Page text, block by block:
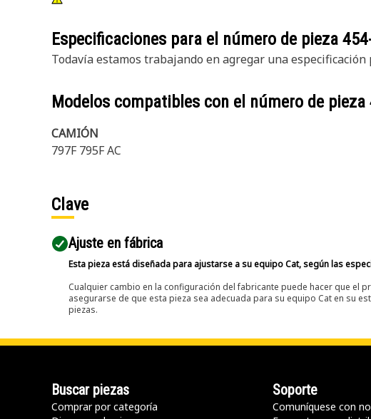
Especificaciones para el número de pieza
Todavía estamos trabajando en agregar una especificación
Modelos compatibles con el número de pieza
CAMIÓN
797F 795F AC
Clave
Ajuste en fábrica
Esta pieza está diseñada para ajustarse a su equipo Cat, según las
Cualquier cambio en la configuración del fabricante puede hacer que el
asegurarse de que esta pieza sea adecuada para su equipo Cat en su
piezas.
Buscar piezas
Comprar por categoría
Soporte
Comuníquese con